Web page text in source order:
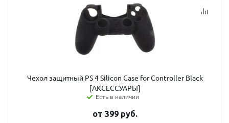
Чехол защитный PS 4 Silicon Case for Controller Black
[АКСЕССУАРЫ]
Есть в наличии
от 399 руб.